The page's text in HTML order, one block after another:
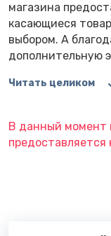
магазина
касающиеся
выбором. А
дополнительную
Читать целиком
В данный момент